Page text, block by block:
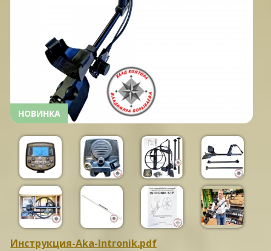
НОВИНКА
Инструкция-Aka-Intronik.pdf